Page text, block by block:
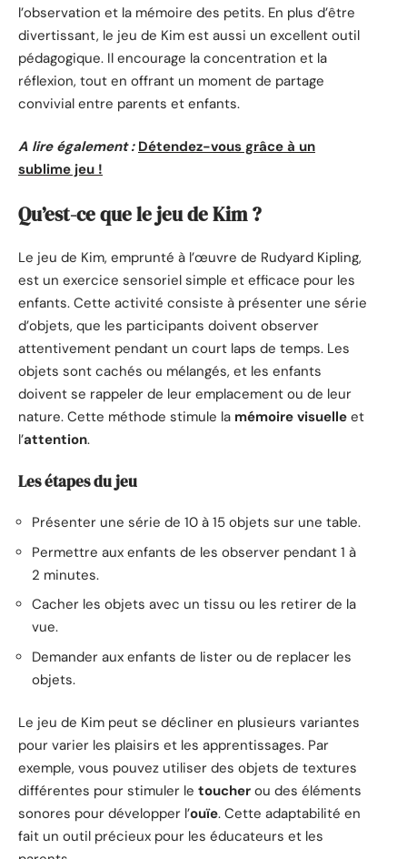
l’observation et la mémoire des petits. En plus d’être
divertissant, le jeu de Kim est aussi un excellent outil
pédagogique. Il encourage la concentration et la
réflexion, tout en offrant un moment de partage
convivial entre parents et enfants.
A lire également : Détendez-vous grâce à un
sublime jeu !
Qu’est-ce que le jeu de Kim ?
Le jeu de Kim, emprunté à l’œuvre de Rudyard Kipling,
est un exercice sensoriel simple et efficace pour les
enfants. Cette activité consiste à présenter une série
d’objets, que les participants doivent observer
attentivement pendant un court laps de temps. Les
objets sont cachés ou mélangés, et les enfants
doivent se rappeler de leur emplacement ou de leur
nature. Cette méthode stimule la mémoire visuelle et
l’attention.
Les étapes du jeu
Présenter une série de 10 à 15 objets sur une table.
Permettre aux enfants de les observer pendant 1 à
2 minutes.
Cacher les objets avec un tissu ou les retirer de la
vue.
Demander aux enfants de lister ou de replacer les
objets.
Le jeu de Kim peut se décliner en plusieurs variantes
pour varier les plaisirs et les apprentissages. Par
exemple, vous pouvez utiliser des objets de textures
différentes pour stimuler le toucher ou des éléments
sonores pour développer l’ouïe. Cette adaptabilité en
fait un outil précieux pour les éducateurs et les